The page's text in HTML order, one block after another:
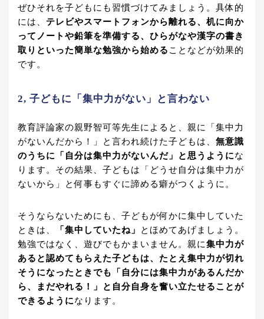
ぜひそれを子どもにも習慣づけてみましょう。具体的
には、 テレビやスマートフォンから離れる、机に向か
ってノートや鉛筆を準備する、ひらがなや漢字の書き
取りといった簡単な勉強から始める ことなどが効果的
です。
2, 子どもに「集中力がない」と言わない
教育評論家の親野智可等先生によると、親に「集中力
がないんだから！」と言われ続けた子どもは、 無意識
のうちに「自分は集中力がないんだ」と思うようにな
ります。その結果、子どもは「どうせ自分は集中力が
ないから」と何事もすぐに諦める癖がつくように。
そうならないためにも、子どもが何かに集中していた
ときは、
「集中していたね」
とほめてあげましょう。
勉強ではなく、遊びでもかまいません。親に集中力が
あると認めてもらえた子どもは、たとえ集中力が切れ
そうになったときでも「自分には集中力があるんだか
ら、まだやれる！」と自分自身を奮い立たせることが
できるようになります。